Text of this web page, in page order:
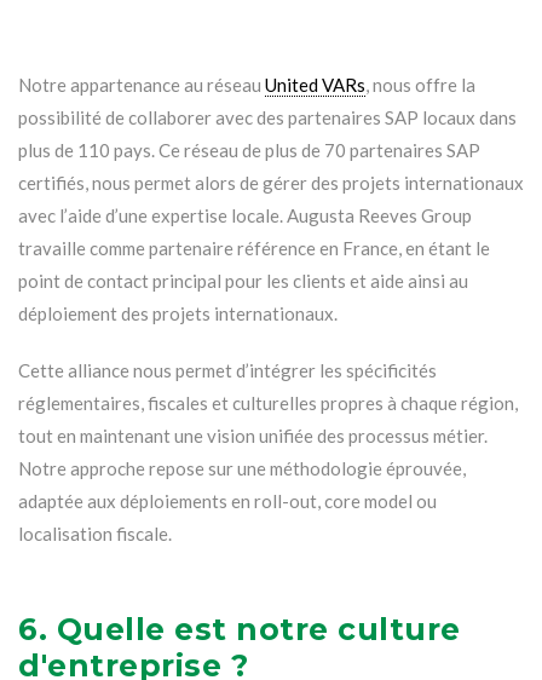
Notre appartenance au réseau United VARs, nous offre la
possibilité de collaborer avec des partenaires SAP locaux dans
plus de 110 pays. Ce réseau de plus de 70 partenaires SAP
certifiés, nous permet alors de gérer des projets internationaux
avec l’aide d’une expertise locale. Augusta Reeves Group
travaille comme partenaire référence en France, en étant le
point de contact principal pour les clients et aide ainsi au
déploiement des projets internationaux.
Cette alliance nous permet d’intégrer les spécificités
réglementaires, fiscales et culturelles propres à chaque région,
tout en maintenant une vision unifiée des processus métier.
Notre approche repose sur une méthodologie éprouvée,
adaptée aux déploiements en roll-out, core model ou
localisation fiscale.
6. Quelle est notre culture
d'entreprise ?